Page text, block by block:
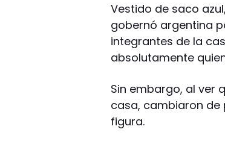
Vestido de saco
gobernó argentina
integrantes de la
absolutamente
Sin embargo, al ver
casa, cambiaron de
figura.